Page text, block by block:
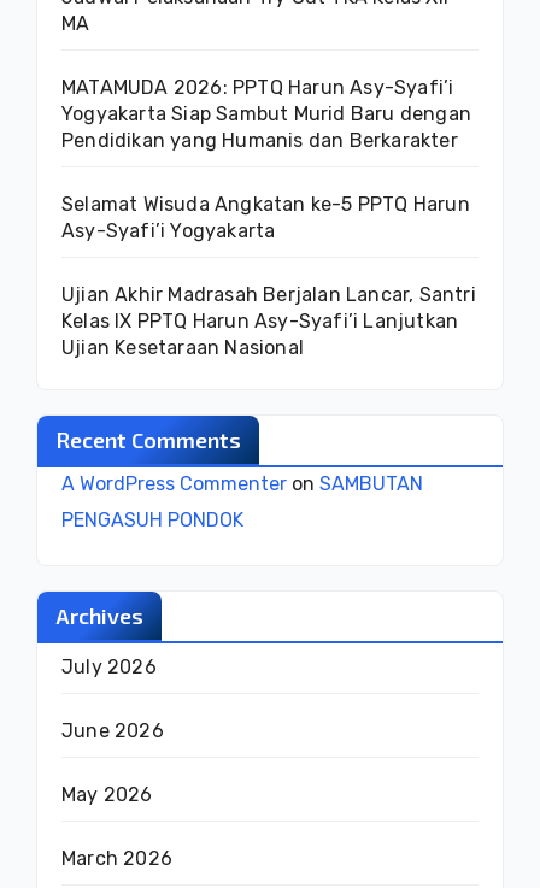
MA
MATAMUDA 2026: PPTQ Harun Asy-Syafi’i
Yogyakarta Siap Sambut Murid Baru dengan
Pendidikan yang Humanis dan Berkarakter
Selamat Wisuda Angkatan ke-5 PPTQ Harun
Asy-Syafi’i Yogyakarta
Ujian Akhir Madrasah Berjalan Lancar, Santri
Kelas IX PPTQ Harun Asy-Syafi’i Lanjutkan
Ujian Kesetaraan Nasional
Recent Comments
A WordPress Commenter on SAMBUTAN
PENGASUH PONDOK
Archives
July 2026
June 2026
May 2026
March 2026